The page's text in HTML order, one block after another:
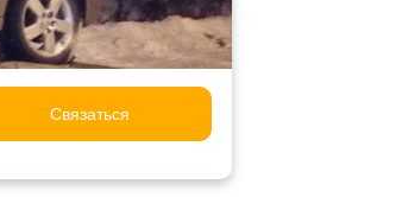
Связаться